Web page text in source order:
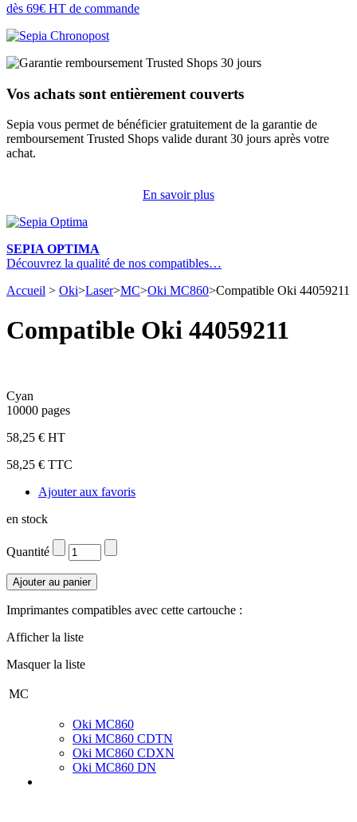
dès 69€ HT de commande
Vos achats sont entièrement couverts
Sepia vous permet de bénéficier gratuitement de la garantie de
remboursement Trusted Shops valide durant 30 jours après votre
achat.
En savoir plus
SEPIA OPTIMA
Découvrez la qualité de nos compatibles…
Accueil > Oki>Laser>MC>Oki MC860>Compatible Oki 44059211
Compatible Oki 44059211
Cyan
10000 pages
58,25 € HT
58,25 € TTC
Ajouter aux favoris
en stock
Quantité
Imprimantes compatibles avec cette cartouche :
Afficher la liste
Masquer la liste
MC
Oki MC860
Oki MC860 CDTN
Oki MC860 CDXN
Oki MC860 DN